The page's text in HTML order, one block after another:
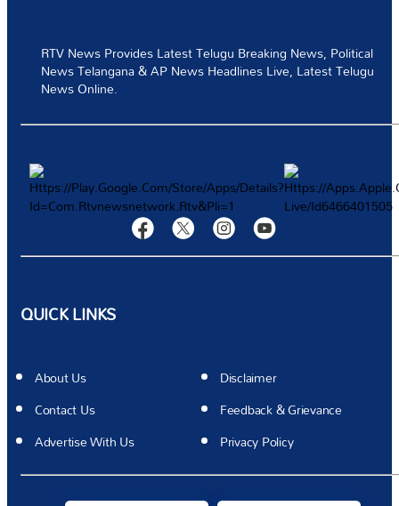
టెక్నాలజీ
స్పోర్ట్స్
మరిన్ని
Authors
RTV News Provides Latest Telugu Breaking News, Political
News Telangana & AP News Headlines Live, Latest Telugu
News Online.
QUICK LINKS
About Us
Disclaimer
Contact Us
Feedback & Grievance
Advertise With Us
Privacy Policy